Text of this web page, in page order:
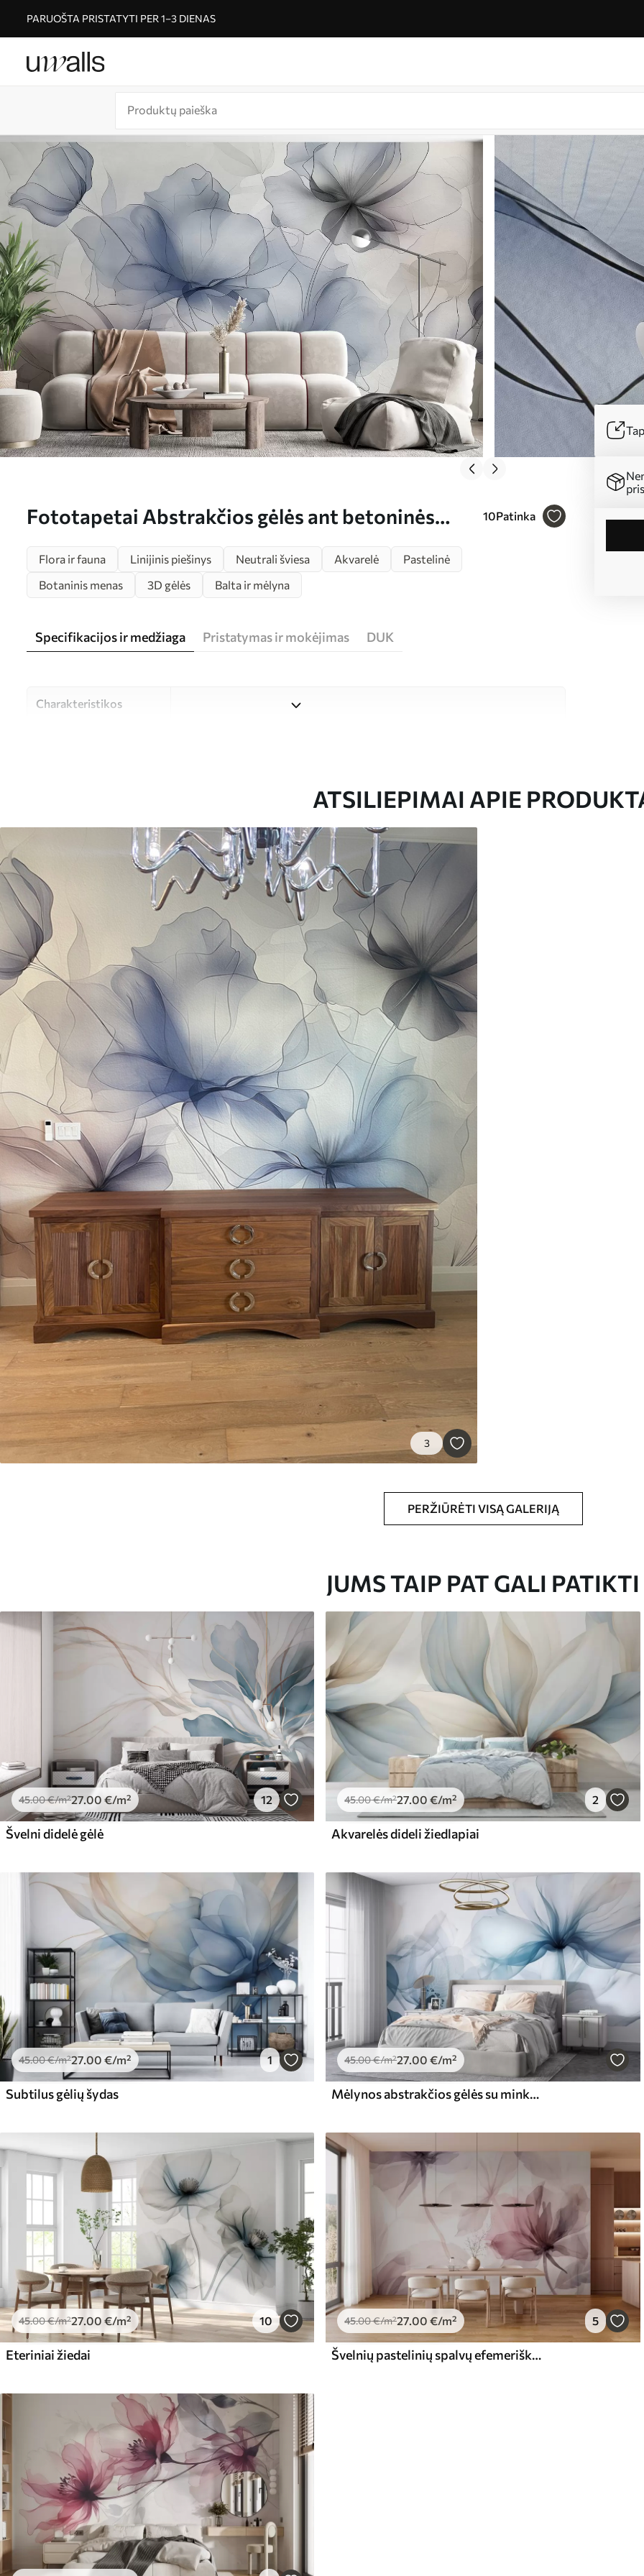
PARUOŠTA PRISTATYTI PER 1–3 DIENAS
Fototapetai Abstrakčios gėlės ant betoninės
10Patinka
Flora ir fauna Linijinis piešinys Neutrali šviesa Akvarelė
Pastelinė
Botaninis menas
3D gėlės Balta ir mėlyna
Specifikacijos ir medžiaga Pristatymas ir mokėjimas DUK
Charakteristikos
w01037
Gamyba
Spausdinamas jūsų nurodyto dydžio vaizdas, supjaustytas į vienodas iki 50
cm pločio juosteles.
Be to, Galite padengti laku ir (arba) tapetų klijais.
Valymas
Tapetus galima švelniai valyti minkšta kempine. Lakuotus tapetus galima
valyti vandeniu.
Taikymo būdas Sklandus taikymas
Turimos medžiagos
Standartas
45.0027.00 /m²
Premiumas
56 .00€ /m²
Premium vinilas
65.0039.00€/m²
Peel and Stick
81.6548.99€/m²
ATSILIEPIMAI APIE
3
PERŽIŪRĖTI VISĄ GALERIJĄ
JUMS TAIP PAT GALI PATIKTI
45.00€/m²27 .00 €/m² 12
Švelni didelė gėlė
45.00€/m²27 .00 €/m² 2
Akvarelės dideli žiedlapiai
45.00€/m²27.00 €/m² 1
Subtilus gėlių šydas
45.00€/m²27.00 €/m²
Mėlynos abstrakčios gėlės su minkštais, permatomais plaukiojančiais žiedlapiais ir subtiliomis detalėmis baltame fone
45.00€/m²27 .00 €/m² 10
Eteriniai žiedai
45.00€/m²27 .00 €/m² 5
Švelnių pastelinių spalvų efemeriškos gėlės